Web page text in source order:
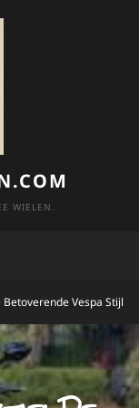
WIELEN.
Vespa Stijl